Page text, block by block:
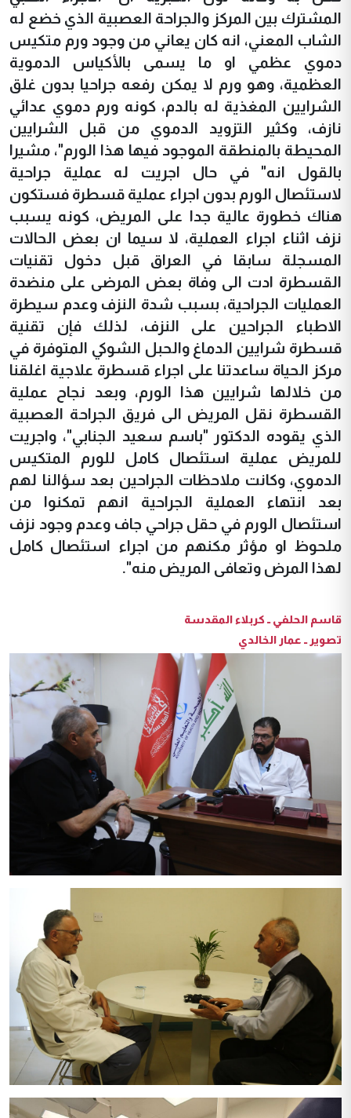
المشترك بين المركز والجراحة العصبية الذي خضع له
الشاب المعني، انه كان يعاني من وجود ورم متكيس
دموي عظمي او ما يسمى بالأكياس الدموية
العظمية، وهو ورم لا يمكن رفعه جراحيا بدون غلق
الشرايين المغذية له بالدم، كونه ورم دموي عدائي
نازف، وكثير التزويد الدموي من قبل الشرايين
المحيطة بالمنطقة الموجود فيها هذا الورم"، مشيرا
بالقول انه" في حال اجريت له عملية جراحية
لاستئصال الورم بدون اجراء عملية قسطرة فستكون
هناك خطورة عالية جدا على المريض، كونه يسبب
نزف اثناء اجراء العملية، لا سيما ان بعض الحالات
المسجلة سابقا في العراق قبل دخول تقنيات
القسطرة ادت الى وفاة بعض المرضى على منضدة
العمليات الجراحية، بسبب شدة النزف وعدم سيطرة
الاطباء الجراحين على النزف، لذلك فإن تقنية
قسطرة شرايين الدماغ والحبل الشوكي المتوفرة في
مركز الحياة ساعدتنا على اجراء قسطرة علاجية اغلقنا
من خلالها شرايين هذا الورم، وبعد نجاح عملية
القسطرة نقل المريض الى فريق الجراحة العصبية
الذي يقوده الدكتور "باسم سعيد الجنابي"، واجريت
للمريض عملية استئصال كامل للورم المتكيس
الدموي، وكانت ملاحظات الجراحين بعد سؤالنا لهم
بعد انتهاء العملية الجراحية انهم تمكنوا من
استئصال الورم في حقل جراحي جاف وعدم وجود نزف
ملحوظ او مؤثر مكنهم من اجراء استئصال كامل
لهذا المرض وتعافى المريض منه".
قاسم الحلفي ــ كربلاء المقدسة
تصوير ــ عمار الخالدي